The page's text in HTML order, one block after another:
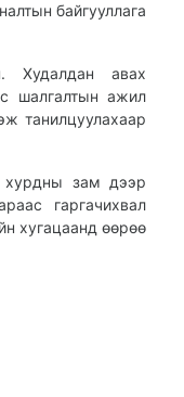
байгууллага
Худалдан авах
шалгалтын ажил
танилцуулахаар
хурдны зам дээр
гаргачихвал
хугацаанд өөрөө